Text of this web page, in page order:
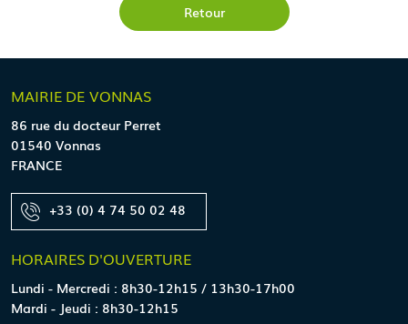
Retour
MAIRIE DE VONNAS
86 rue du docteur Perret
01540 Vonnas
FRANCE
+33 (0) 4 74 50 02 48
HORAIRES D'OUVERTURE
Lundi - Mercredi : 8h30-12h15 / 13h30-17h00
Mardi - Jeudi : 8h30-12h15